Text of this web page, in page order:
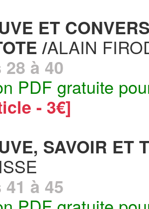
ET
/ALAIN
28 à 40
PDF gratuite
- 3€]
SAVOIR ET
41 à 45